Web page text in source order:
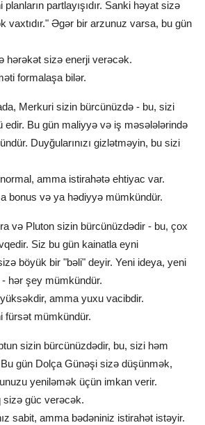
partlayışıdır. Sanki həyat sizə
vaxtıdır." Əgər bir arzunuz varsa, bu gün
hərəkət sizə enerji verəcək.
formalaşa bilər.
Merkuri sizin bürcünüzdə - bu, sizi
edir. Bu gün maliyyə və iş məsələlərində
Duyğularınızı gizlətməyin, bu sizi
amma istirahətə ehtiyac var.
bonus və ya hədiyyə mümkündür.
və Pluton sizin bürcünüzdədir - bu, çox
Siz bu gün kainatla eyni
böyük bir "bəli" deyir. Yeni ideya, yeni
hər şey mümkündür.
amma yuxu vacibdir.
fürsət mümkündür.
sizin bürcünüzdədir, bu, sizi həm
gün Dolça Günəşi sizə düşünmək,
yeniləmək üçün imkan verir.
sizə güc verəcək.
sabit, amma bədəniniz istirahət istəyir.